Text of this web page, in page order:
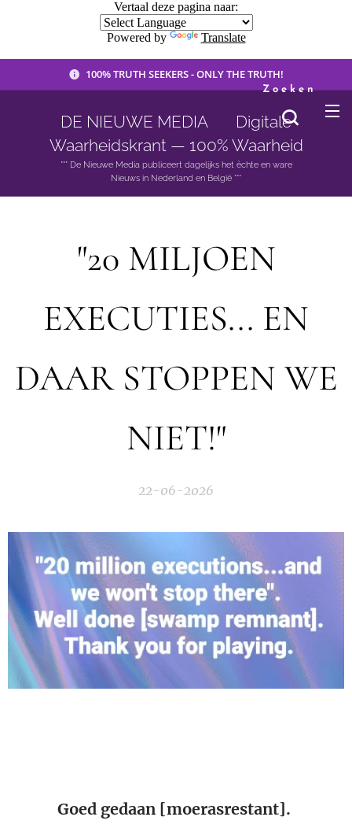
Vertaal deze pagina naar:
Powered by Translate
100% TRUTH SEEKERS - ONLY THE TRUTH!
DE NIEUWE MEDIA 🟣 Digitale
Waarheidskrant — 100% Waarheid
*** De Nieuwe Media publiceert dagelijks het èchte en ware
Nieuws in Nederland en België ***
Zoeken
"20 MILJOEN
EXECUTIES... EN
DAAR STOPPEN WE
NIET!"
22-06-2026
Goed gedaan [moerasrestant].